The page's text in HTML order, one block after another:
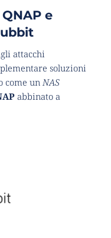
e
attacchi
soluzioni
come un NAS